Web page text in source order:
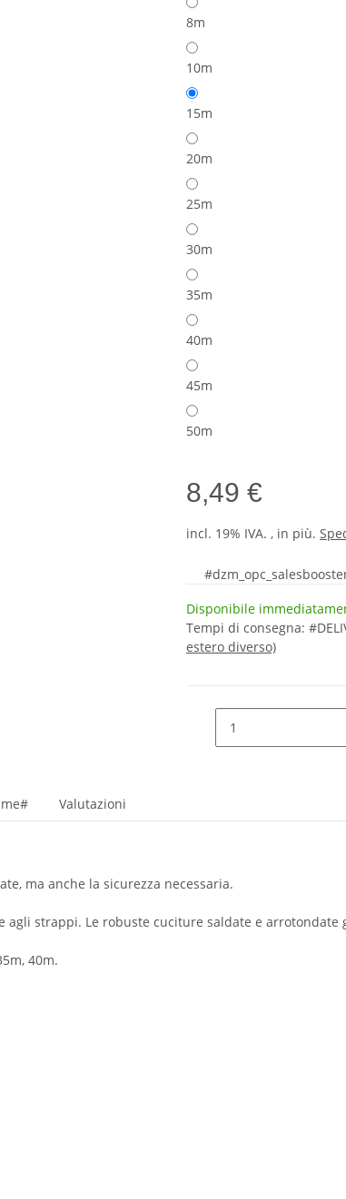
8m
10m
15m
20m
25m
30m
35m
40m
45m
50m
8,49 €
incl. 19% IVA. , in più.
Disponibile
Tempi di consegna:
estero diverso)
Valutazioni
ma anche la sicurezza necessaria.
strappi. Le robuste cuciture saldate e arrotondate
40m.